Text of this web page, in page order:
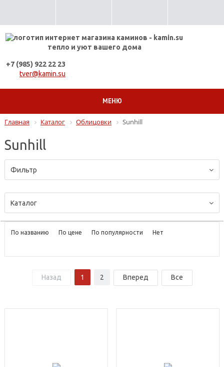
тепло и уют вашего дома
+7 (985) 922 22 23
tver@kamin.su
МЕНЮ
Главная Каталог Облицовки Sunhill
Sunhill
Фильтр
Каталог
По названию По цене По популярности Нет
Назад 1 2 Вперед Все